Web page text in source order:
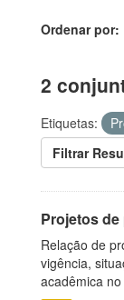
Ordenar por
2
Etiquetas:
Filtrar
Projetos
Relação de
vigência,
acadêmica